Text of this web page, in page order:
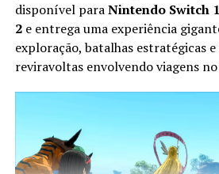
Apesar do foco na experiência
continua presente. Você pode
participar das missões ou entrar
jogadores para completar sessões
conquistar recompensas
mais a longevidade da aventura.
disponível paraNintendo Switch
2e entrega uma experiência
exploração, batalhas estratégicas
reviravoltas envolvendo viagens